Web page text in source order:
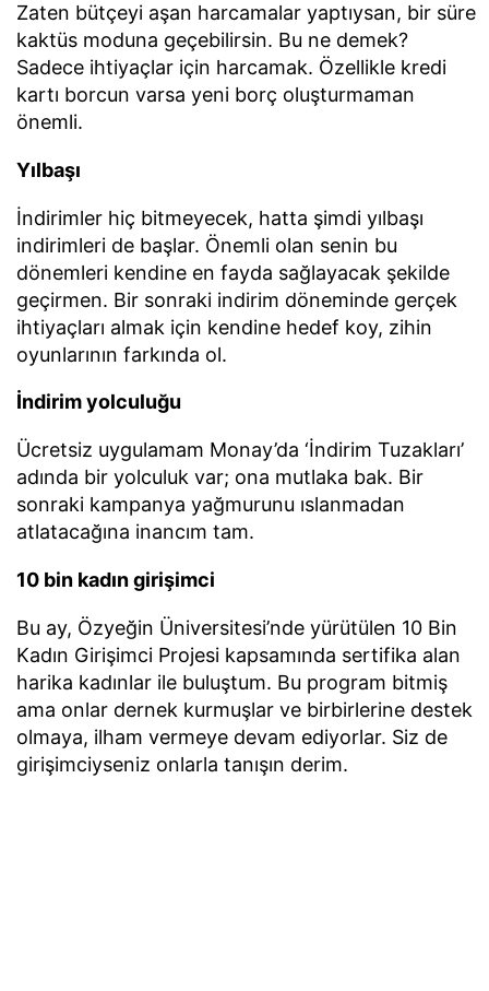
Zaten bütçeyi aşan harcamalar yaptıysan, bir süre
kaktüs moduna geçebilirsin. Bu ne demek?
Sadece ihtiyaçlar için harcamak. Özellikle kredi
kartı borcun varsa yeni borç oluşturmaman
önemli.
Yılbaşı
İndirimler hiç bitmeyecek, hatta şimdi yılbaşı
indirimleri de başlar. Önemli olan senin bu
dönemleri kendine en fayda sağlayacak şekilde
geçirmen. Bir sonraki indirim döneminde gerçek
ihtiyaçları almak için kendine hedef koy, zihin
oyunlarının farkında ol.
İndirim yolculuğu
Ücretsiz uygulamam Monay’da ‘İndirim Tuzakları’
adında bir yolculuk var; ona mutlaka bak. Bir
sonraki kampanya yağmurunu ıslanmadan
atlatacağına inancım tam.
10 bin kadın girişimci
Bu ay, Özyeğin Üniversitesi’nde yürütülen 10 Bin
Kadın Girişimci Projesi kapsamında sertifika alan
harika kadınlar ile buluştum. Bu program bitmiş
ama onlar dernek kurmuşlar ve birbirlerine destek
olmaya, ilham vermeye devam ediyorlar. Siz de
girişimciyseniz onlarla tanışın derim.